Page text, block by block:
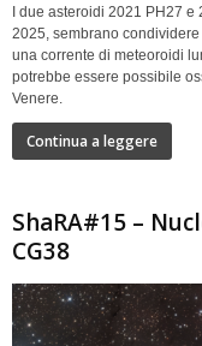
I due asteroidi 2021 PH27 e
2025, sembrano
una corrente di meteoroidi
potrebbe essere possibile
Venere.
Continua a leggere
ShaRA#15 –
CG38